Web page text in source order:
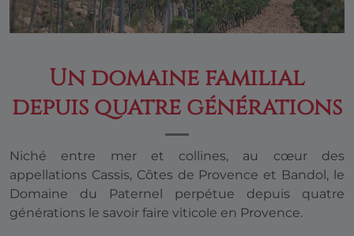
Un domaine familial
depuis quatre générations
Niché entre mer et collines, au cœur des
appellations Cassis, Côtes de Provence et Bandol, le
Domaine du Paternel perpétue depuis quatre
générations le savoir faire viticole en Provence.